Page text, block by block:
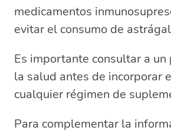
medicamentos
evitar el consumo de
Es importante consultar a
la salud antes de incorporar
cualquier régimen de
Para complementar la